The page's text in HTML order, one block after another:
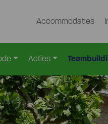
Accommodaties
Acties